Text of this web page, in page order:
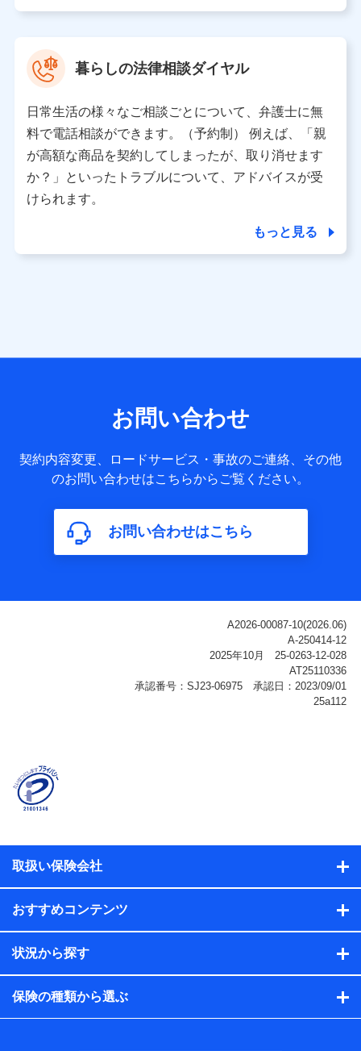
ビル 3F
※ 当社および株式会社NTTドコモは、お客さまの情報を利
データ憲章」に定める行動原則を順守します 。
※ パーソナルデータダッシュボードの「第三者提供の管
理」の設定状態にかかわらず、共同利用する場合がありま
※ dポイントクラブ会員ではないお客さま（2019年12月11
日以降、一度もdポイントクラブ会員であったことがないお
個人データは、こちら の利用目的の範囲内に限って共同利
用します。
サービス提供等を通じて取得した、以下の情報などの個人デ
基本情報
氏名、電話番号、メールアドレス、お客さまの識別子、
属性、連絡先、dポイントサービスのご利用に関する情
構成、住所、dポイント残高、dポイント利用履歴などが
含まれます。
利用情報
ご契約状態・ご利用履歴インターネット利用時の行動に
関する情報、アプリケーション利用時の行動に関する情
報、購入されたサービスや商品の名称・購入場所・決済
に関する情報、アンケートの回答に関する情報などが含
名、住所、生年月日、性別、保険契約者と被保険者の関
係、保険加入の目的、保険商品の内容、保険料、保険料
のお支払方法、車のメーカーや走行距離などの情報、建
ル内容や送信履歴の情報及び保険の更改案内等を提供し
保険契約情報
当社または株式会社NTTドコモ・フィナンシャルグルー
プが取得し、又は保有する保険契約に関する情報。例と
して、保険契約者及び被保険者の氏名、住所、生年月
日、性別、保険契約者と被保険者の関係、保険加入の目
的、保険商品の内容、保険料、保険料のお支払方法、車
のメーカーや走行距離などの情報、建物の構造や築年数
などの情報、ペットの種類や年齢などの情報などが含ま
暮らしの法律相談ダイヤル
日常生活の様々なご相談ごとについて、弁護士に無
料で電話相談ができます。（予約制） 例えば、「親
が高額な商品を契約してしまったが、取り消せます
か？」といったトラブルについて、アドバイスが受
けられます。
もっと見る
お問い合わせ
契約内容変更、ロードサービス・事故のご連絡、その他
のお問い合わせはこちらからご覧ください。
お問い合わせはこちら
取扱い保険会社
おすすめコンテンツ
状況から探す
保険の種類から選ぶ